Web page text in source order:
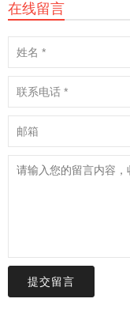
在线留言
提交留言